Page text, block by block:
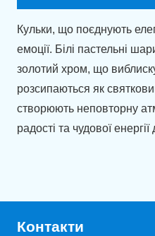
Кульки, що поєднують
емоції. Білі пастельні
золотий хром, що
розсипаються як
створюють неповторну
радості та чудової енергії
Контакти